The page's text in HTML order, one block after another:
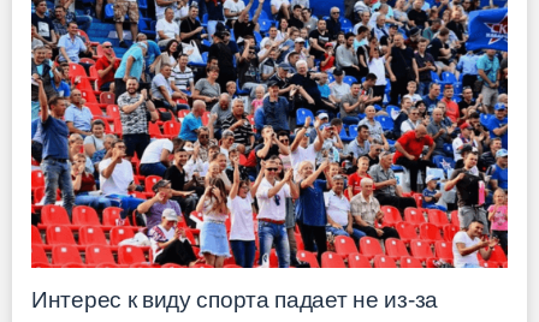
Интерес к виду спорта падает не из-за